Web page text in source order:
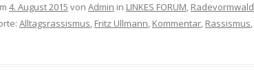
4. August 2015 von Admin in LINKES FORUM, Radevormwald
Alltagsrassismus, Fritz Ullmann, Kommentar, Rassismus,